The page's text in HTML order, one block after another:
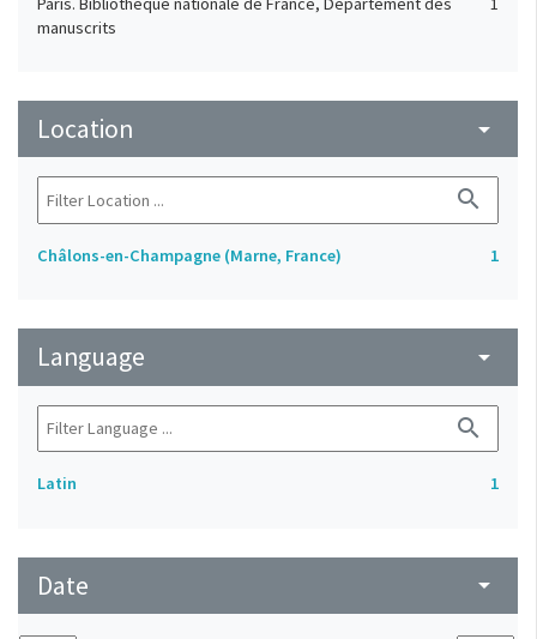
manuscrits
Location arrow_drop_down
search
Châlons-en-Champagne (Marne, France) 1
Language arrow_drop_down
search
Latin 1
Date arrow_drop_down